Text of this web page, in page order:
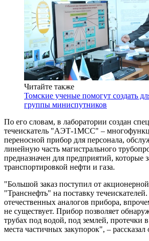
Читайте также
Томские ученые помогут создать
группы миниспутников
По его словам, в лаборатории создан
течеискатель "АЭТ-1МСС" –
переносной прибор для персонала,
линейную часть магистрального
предназначен для предприятий, которые
транспортировкой нефти и газа.
"Большой заказ поступил от
"Транснефть" на поставку
отечественных аналогов прибора,
не существует. Прибор позволяет
трубах под водой, под землей, протечки
места частичных закупорок", – рассказал